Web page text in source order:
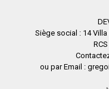
Siège social : 14
ou par Email :